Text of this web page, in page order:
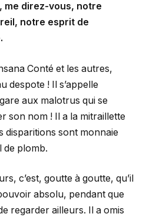
me direz-vous, notre
notre esprit de
Conté et les autres,
despote ! Il s’appelle
aux malotrus qui se
son nom ! Il a la mitraillette
disparitions sont monnaie
de plomb.
c’est, goutte à goutte, qu’il
absolu, pendant que
regarder ailleurs. Il a omis